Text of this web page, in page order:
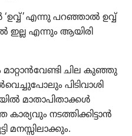
‘ഉവ്വ്‌’ എന്നു പറഞ്ഞാൽ ഉവ്വ്‌
ഇല്ല എന്നും ആയിരി​
മാറ്റാൻവേണ്ടി ചില കുഞ്ഞു​
പിടി​വാ​ശി
മാതാ​പി​താ​ക്കൾ
നടത്തി​ക്കി​ട്ടാൻ
മനസ്സി​ലാ​ക്കും.